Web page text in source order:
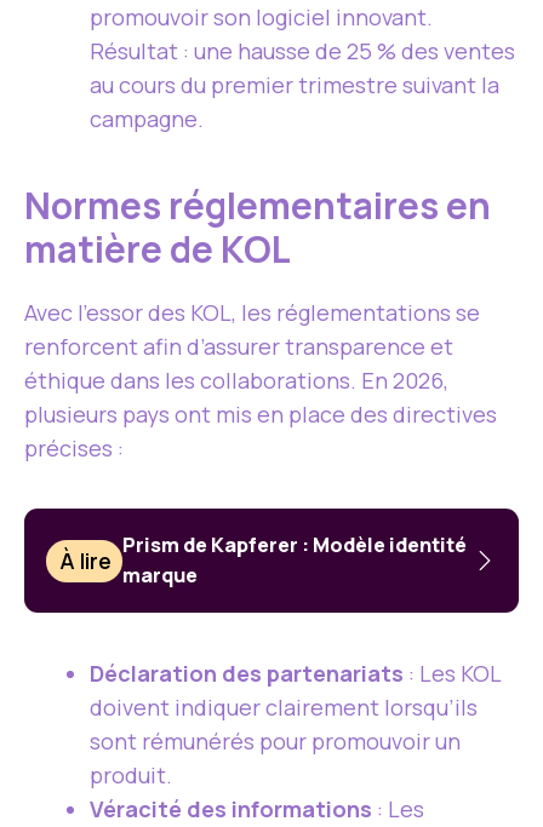
promouvoir son logiciel innovant.
Résultat : une hausse de 25 % des ventes
au cours du premier trimestre suivant la
campagne.
Normes réglementaires en
matière de KOL
Avec l’essor des KOL, les réglementations se
renforcent afin d’assurer transparence et
éthique dans les collaborations. En 2026,
plusieurs pays ont mis en place des directives
précises :
À lire
Prism de Kapferer : Modèle identité
marque
Déclaration des partenariats : Les KOL
doivent indiquer clairement lorsqu’ils
sont rémunérés pour promouvoir un
produit.
Véracité des informations : Les